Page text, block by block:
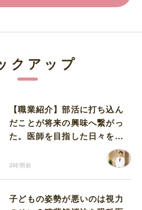
クアップ
【職業紹介】部活に打ち込ん
だことが将来の興味へ繋がっ
た。医師を目指した日々を振
3時間前
子どもの姿勢が悪いのは視力